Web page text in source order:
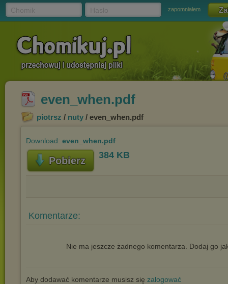
zapomniałem
even_when.pdf
piotrsz / nuty / even_when.pdf
Download: even_when.pdf
Pobierz 384 KB
Komentarze:
Nie ma jeszcze żadnego komentarza. Dodaj go
Aby dodawać komentarze musisz się zalogować